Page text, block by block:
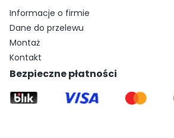
Informacje o firmie
Dane do przelewu
Montaż
Kontakt
Bezpieczne płatności